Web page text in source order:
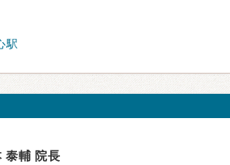
駅
泰輔 院長